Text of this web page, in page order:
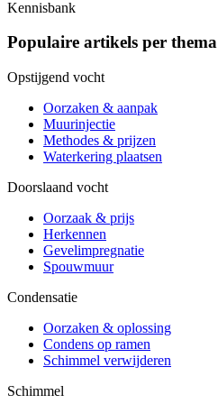
Kennisbank
Populaire artikels per thema
Opstijgend vocht
Oorzaken & aanpak
Muurinjectie
Methodes & prijzen
Waterkering plaatsen
Doorslaand vocht
Oorzaak & prijs
Herkennen
Gevelimpregnatie
Spouwmuur
Condensatie
Oorzaken & oplossing
Condens op ramen
Schimmel verwijderen
Schimmel